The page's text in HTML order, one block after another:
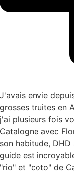
J'avais envie
grosses truites en
j'ai plusieurs fois
Catalogne avec
son habitude,
guide est
"rio" et "coto" de